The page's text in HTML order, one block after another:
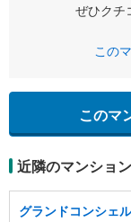
ぜひクチ
この
このマ
近隣のマンショ
グランドコンシェ